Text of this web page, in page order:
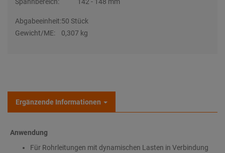
Abgabeeinheit:50 Stück
Gewicht/ME:
0,307 kg
Ergänzende Informationen
Anwendung
Für Rohrleitungen mit dynamischen Lasten in Verbindung